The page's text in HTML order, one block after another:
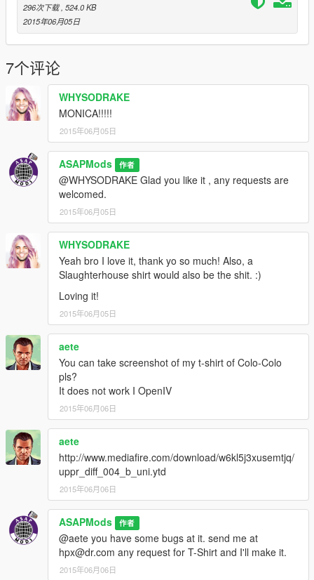
296次下载 , 524.0 KB
2015年06月05日
7个评论
WHYSODRAKE
MONICA!!!!!
2015年06月05日
ASAPMods 作者
@WHYSODRAKE Glad you like it , any requests are
welcomed.
2015年06月05日
WHYSODRAKE
Yeah bro I love it, thank yo so much! Also, a
Slaughterhouse shirt would also be the shit. :)
Loving it!
2015年06月05日
aete
You can take screenshot of my t-shirt of Colo-Colo
pls?
It does not work I OpenIV
2015年06月06日
aete
http://www.mediafire.com/download/w6kl5j3xusemtjq/
uppr_diff_004_b_uni.ytd
2015年06月06日
ASAPMods 作者
@aete you have some bugs at it. send me at
hpx@dr.com any request for T-Shirt and I'll make it.
2015年06月06日